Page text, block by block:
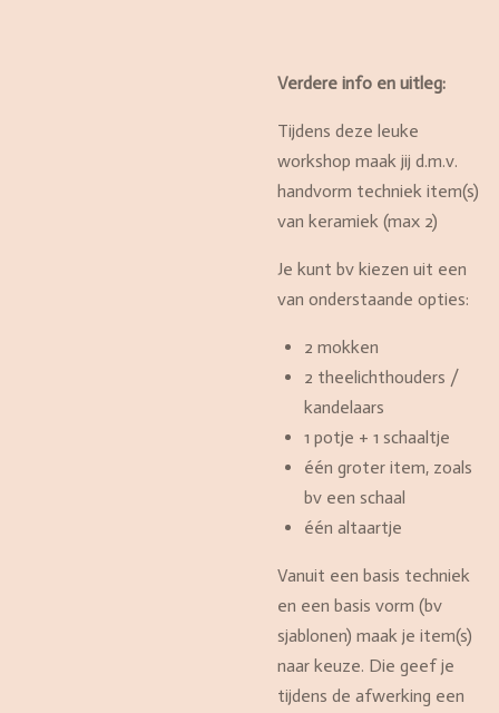
Verdere info en uitleg:
Tijdens deze leuke
workshop maak jij d.m.v.
handvorm techniek item(s)
van keramiek (max 2)
Je kunt bv kiezen uit een
van onderstaande opties:
2 mokken
2 theelichthouders /
kandelaars
1 potje + 1 schaaltje
één groter item, zoals
bv een schaal
één altaartje
Vanuit een basis techniek
en een basis vorm (bv
sjablonen) maak je item(s)
naar keuze. Die geef je
tijdens de afwerking een